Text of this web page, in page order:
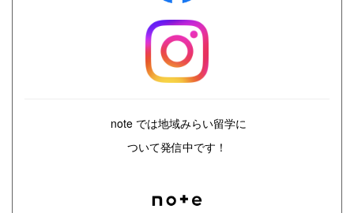
note では地域みらい留学に
ついて発信中です！